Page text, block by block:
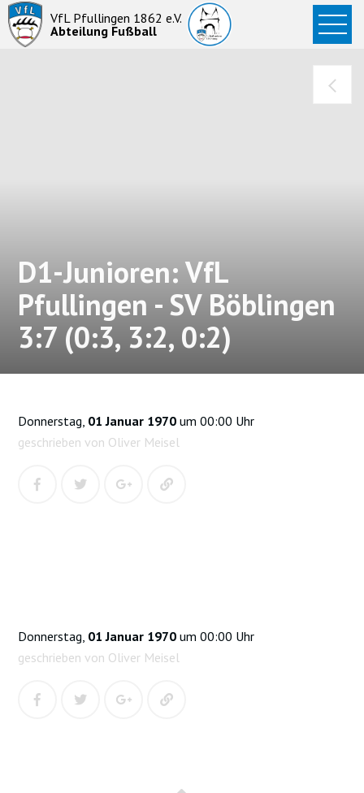
VfL Pfullingen 1862 e.V.
Abteilung Fußball
Startseite
News
D1-Junioren: VfL
Pfullingen - SV Böblingen
3:7 (0:3, 3:2, 0:2)
Donnerstag, 01 Januar 1970 um 00:00 Uhr
geschrieben von Oliver Meisel
Donnerstag, 01 Januar 1970 um 00:00 Uhr
geschrieben von Oliver Meisel